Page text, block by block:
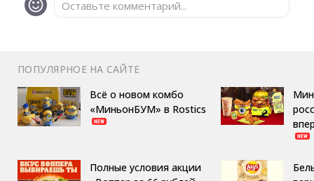
Оставьте комментарий...
ПОПУЛЯРНОЕ НА САЙТЕ
Всё о новом комбо
«МиньонБУМ» в Rostics
Полные условия акции